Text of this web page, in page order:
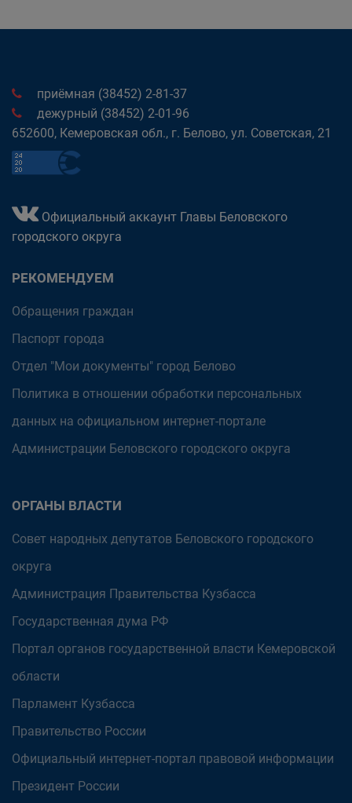
приёмная (38452) 2-81-37
дежурный (38452) 2-01-96
652600, Кемеровская обл., г. Белово, ул. Советская, 21
Официальный аккаунт Главы Беловского
городского округа
РЕКОМЕНДУЕМ
Обращения граждан
Паспорт города
Отдел "Мои документы" город Белово
Политика в отношении обработки персональных
данных на официальном интернет-портале
Администрации Беловского городского округа
ОРГАНЫ ВЛАСТИ
Совет народных депутатов Беловского городского
округа
Администрация Правительства Кузбасса
Государственная дума РФ
Портал органов государственной власти Кемеровской
области
Парламент Кузбасса
Правительство России
Официальный интернет-портал правовой информации
Президент России